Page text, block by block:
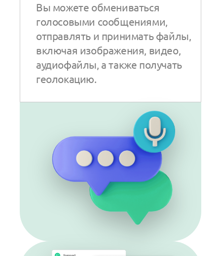
Вы можете обмениваться
голосовыми сообщениями,
отправлять и принимать файлы,
включая изображения, видео,
аудиофайлы, а также получать
геолокацию.